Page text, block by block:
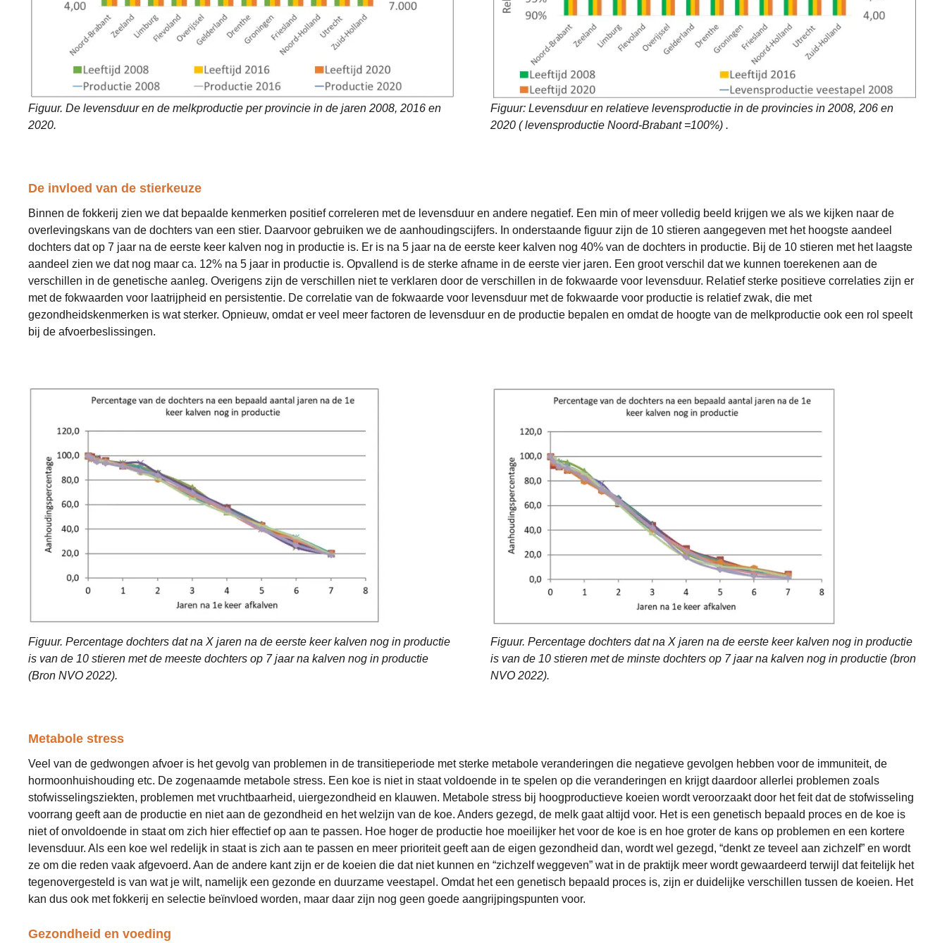
Figuur. De levensduur en de melkproductie per provincie in de jaren 2008, 2016 en
2020.
Figuur: Levensduur en relatieve levensproductie in de provincies in 2008, 206 en
2020 ( levensproductie Noord-Brabant =100%) .
De invloed van de stierkeuze
Binnen de fokkerij zien we dat bepaalde kenmerken positief correleren met de levensduur en andere negatief. Een min of meer volledig beeld krijgen we als we kijken naar de
overlevingskans van de dochters van een stier. Daarvoor gebruiken we de aanhoudingscijfers. In onderstaande figuur zijn de 10 stieren aangegeven met het hoogste aandeel
dochters dat op 7 jaar na de eerste keer kalven nog in productie is. Er is na 5 jaar na de eerste keer kalven nog 40% van de dochters in productie. Bij de 10 stieren met het laagste
aandeel zien we dat nog maar ca. 12% na 5 jaar in productie is. Opvallend is de sterke afname in de eerste vier jaren. Een groot verschil dat we kunnen toerekenen aan de
verschillen in de genetische aanleg. Overigens zijn de verschillen niet te verklaren door de verschillen in de fokwaarde voor levensduur. Relatief sterke positieve correlaties zijn er
met de fokwaarden voor laatrijpheid en persistentie. De correlatie van de fokwaarde voor levensduur met de fokwaarde voor productie is relatief zwak, die met
gezondheidskenmerken is wat sterker. Opnieuw, omdat er veel meer factoren de levensduur en de productie bepalen en omdat de hoogte van de melkproductie ook een rol speelt
bij de afvoerbeslissingen.
Figuur. Percentage dochters dat na X jaren na de eerste keer kalven nog in productie
is van de 10 stieren met de meeste dochters op 7 jaar na kalven nog in productie
(Bron NVO 2022).
Figuur. Percentage dochters dat na X jaren na de eerste keer kalven nog in productie
is van de 10 stieren met de minste dochters op 7 jaar na kalven nog in productie (bron
NVO 2022).
Metabole stress
Veel van de gedwongen afvoer is het gevolg van problemen in de transitieperiode met sterke metabole veranderingen die negatieve gevolgen hebben voor de immuniteit, de
hormoonhuishouding etc. De zogenaamde metabole stress. Een koe is niet in staat voldoende in te spelen op die veranderingen en krijgt daardoor allerlei problemen zoals
stofwisselingsziekten, problemen met vruchtbaarheid, uiergezondheid en klauwen. Metabole stress bij hoogproductieve koeien wordt veroorzaakt door het feit dat de stofwisseling
voorrang geeft aan de productie en niet aan de gezondheid en het welzijn van de koe. Anders gezegd, de melk gaat altijd voor. Het is een genetisch bepaald proces en de koe is
niet of onvoldoende in staat om zich hier effectief op aan te passen. Hoe hoger de productie hoe moeilijker het voor de koe is en hoe groter de kans op problemen en een kortere
levensduur. Als een koe wel redelijk in staat is zich aan te passen en meer prioriteit geeft aan de eigen gezondheid dan, wordt wel gezegd, “denkt ze teveel aan zichzelf” en wordt
ze om die reden vaak afgevoerd. Aan de andere kant zijn er de koeien die dat niet kunnen en “zichzelf weggeven” wat in de praktijk meer wordt gewaardeerd terwijl dat feitelijk het
tegenovergesteld is van wat je wilt, namelijk een gezonde en duurzame veestapel. Omdat het een genetisch bepaald proces is, zijn er duidelijke verschillen tussen de koeien. Het
kan dus ook met fokkerij en selectie beïnvloed worden, maar daar zijn nog geen goede aangrijpingspunten voor.
Gezondheid en voeding